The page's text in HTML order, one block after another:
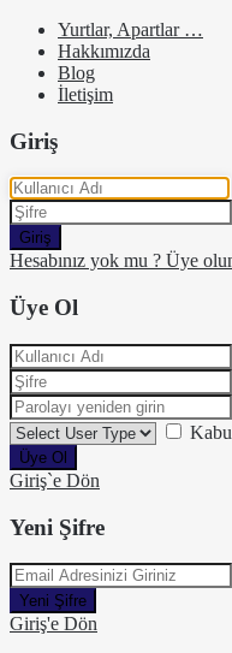
Yurtlar, Apartlar …
Hakkımızda
Blog
İletişim
Giriş
Giriş
Hesabınız yok mu ? Üye
Üye Ol
Üye Ol
Giriş`e Dön
Yeni Şifre
Yeni Şifre
Giriş'e Dön